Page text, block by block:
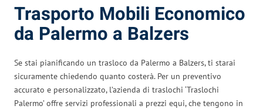
Trasporto Mobili Economico
da Palermo a Balzers
Se stai pianificando un trasloco da Palermo a Balzers, ti starai
sicuramente chiedendo quanto costerà. Per un preventivo
accurato e personalizzato, l’azienda di traslochi ‘Traslochi
Palermo’ offre servizi professionali a prezzi equi, che tengono in